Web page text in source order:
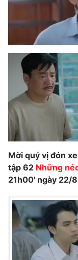
Mời quý vị đón
tập 62 Những
21h00' ngày 22/